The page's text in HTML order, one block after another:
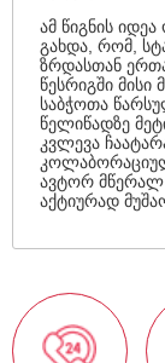
ამ წიგნის
გახდა, რომ,
ზრდასთან
წესრიგში
საბჭოთა
წელიწადზე
კვლევა
ავტორ
აქტიურად